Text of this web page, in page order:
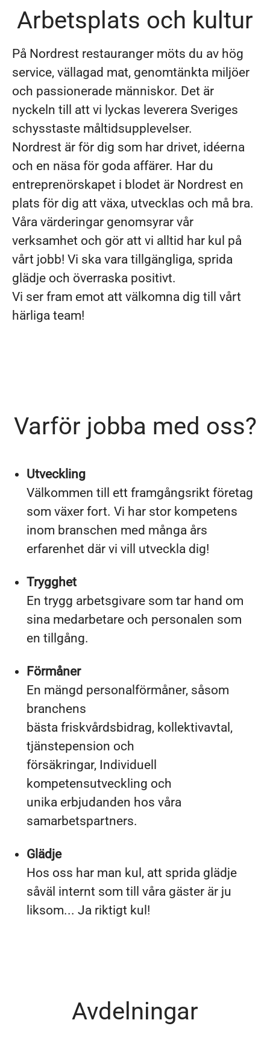
Arbetsplats och kultur
På Nordrest restauranger möts du av hög
service, vällagad mat, genomtänkta miljöer
och passionerade människor. Det är
nyckeln till att vi lyckas leverera Sveriges
schysstaste måltidsupplevelser.
Nordrest är för dig som har drivet, idéerna
och en näsa för goda affärer. Har du
entreprenörskapet i blodet är Nordrest en
plats för dig att växa, utvecklas och må bra.
Våra värderingar genomsyrar vår
verksamhet och gör att vi alltid har kul på
vårt jobb! Vi ska vara tillgängliga, sprida
glädje och överraska positivt.
Vi ser fram emot att välkomna dig till vårt
härliga team!
Varför jobba med oss?
Utveckling
Välkommen till ett framgångsrikt företag
som växer fort. Vi har stor kompetens
inom branschen med många års
erfarenhet där vi vill utveckla dig!
Trygghet
En trygg arbetsgivare som tar hand om
sina medarbetare och personalen som
en tillgång.
Förmåner
En mängd personalförmåner, såsom
branchens
bästa friskvårdsbidrag, kollektivavtal,
tjänstepension och
försäkringar, Individuell
kompetensutveckling och
unika erbjudanden hos våra
samarbetspartners.
Glädje
Hos oss har man kul, att sprida glädje
såväl internt som till våra gäster är ju
liksom... Ja riktigt kul!
Avdelningar